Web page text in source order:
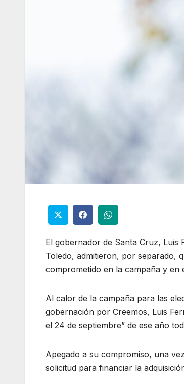
El gobernador de Santa Cruz, Luis
Toledo, admitieron, por separado,
comprometido en la campaña y en
Al calor de la campaña para las
gobernación por Creemos, Luis
el 24 de septiembre” de ese año
Apegado a su compromiso, una
solicitud para financiar la